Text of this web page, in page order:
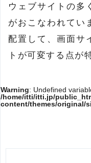
ウェブサイトの多
がおこなわれてい
配置して、画面サ
トが可変する点が
Warning: Undefined
/home/itti/itti.jp/
content/themes/original/